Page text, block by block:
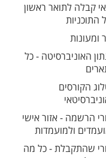
קבלה לתואר ראשון
התוכניות
ומעונות
האוניברסיטה - כל
הקורסים
הרשמה - אזור אישי
ולמועמדות
שהתקבלת - כל מה